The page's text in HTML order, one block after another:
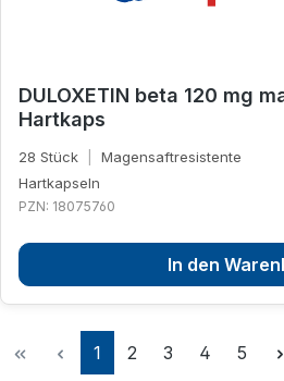
DULOXETIN beta 120 mg
Hartkaps
28 Stück
Magensaftresistente
Hartkapseln
PZN: 18075760
In den
Seite
1 Seite
2 Seite
3 Seite
4 Seite
5